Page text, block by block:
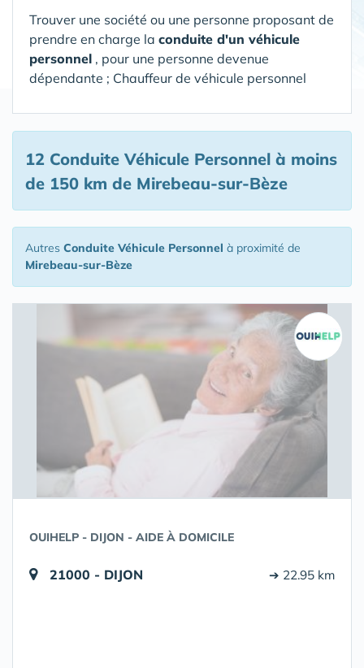
Trouver une société ou une personne proposant de
prendre en charge la conduite d'un véhicule
personnel , pour une personne devenue
dépendante ; Chauffeur de véhicule personnel
12 Conduite Véhicule Personnel à moins
de 150 km de Mirebeau-sur-Bèze
Autres Conduite Véhicule Personnel à proximité de
Mirebeau-sur-Bèze
OUIHELP - DIJON - AIDE À DOMICILE
21000 - DIJON ➔ 22.95 km